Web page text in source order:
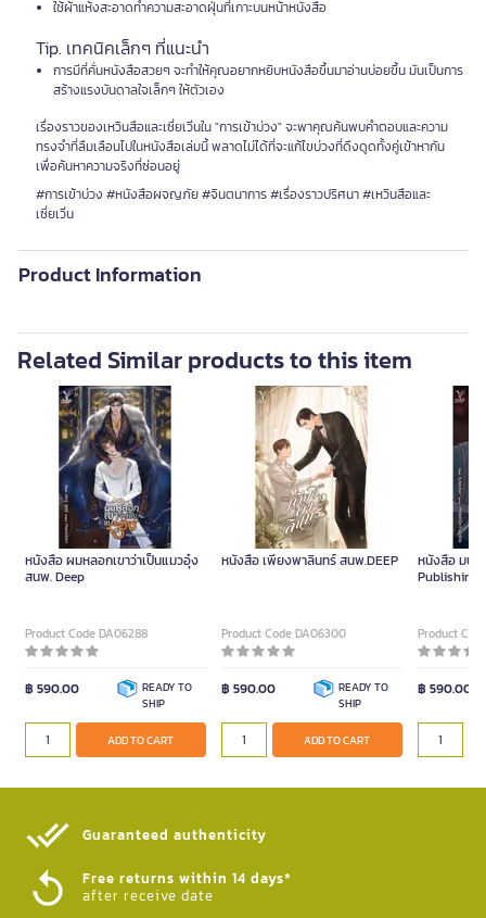
ใช้ผ้าแห้งสะอาดทำความสะอาดฝุ่นที่เกาะบนหน้าหนังสือ
Tip. เทคนิคเล็กๆ ที่แนะนำ
การมีที่คั่นหนังสือสวยๆ จะทำให้คุณอยากหยิบหนังสือขึ้นมาอ่านบ่อยขึ้น มันเป็นการ
สร้างแรงบันดาลใจเล็กๆ ให้ตัวเอง
เรื่องราวของเหวินสือและเซี่ยเวิ่นใน "การเข้าบ่วง" จะพาคุณค้นพบคำตอบและความ
ทรงจำที่ลืมเลือนไปในหนังสือเล่มนี้ พลาดไม่ได้ที่จะแก้ไขบ่วงที่ดึงดูดทั้งคู่เข้าหากัน
เพื่อค้นหาความจริงที่ซ่อนอยู่
#การเข้าบ่วง #หนังสือผจญภัย #จินตนาการ #เรื่องราวปริศนา #เหวินสือและ
เซี่ยเวิ่น
Product Information
Related Similar products to this item
หนังสือ ผมหลอกเขาว่าเป็นแมวอุ๋ง
สนพ. Deep
Product Code DA06288
฿ 590.00
READY TO
SHIP
ADD TO CART
หนังสือ เพียงพาลินทร์ สนพ.DEEP
Product Code DA06300
฿ 590.00
READY TO
SHIP
ADD TO CART
หนังสือ มนต์
Publishing)
Product
฿ 590.00
Guaranteed authenticity​
Free returns within 14 days*
after receive date